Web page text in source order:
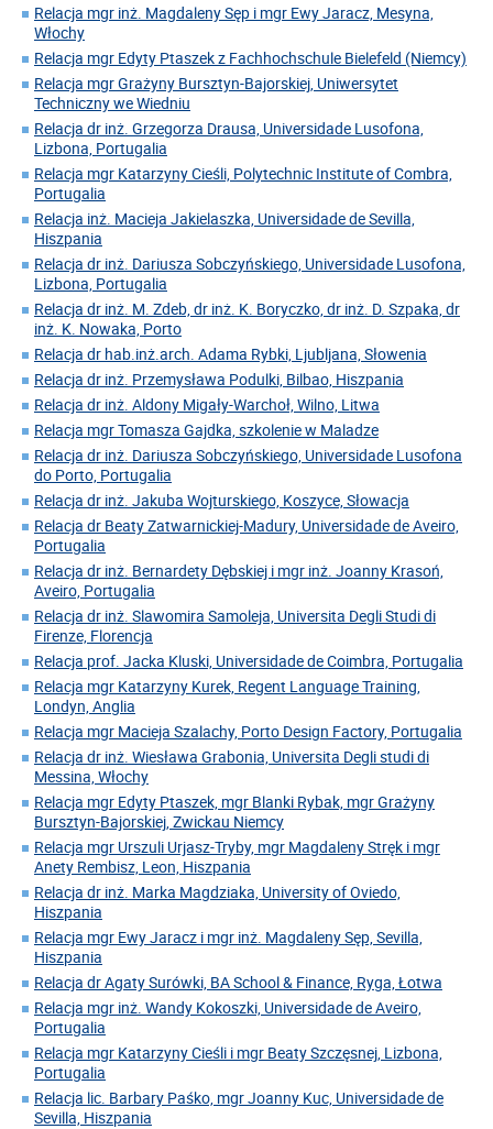
Relacja mgr inż. Magdaleny Sęp i mgr Ewy Jaracz, Mesyna,
Włochy
Relacja mgr Edyty Ptaszek z Fachhochschule Bielefeld (Niemcy)
Relacja mgr Grażyny Bursztyn-Bajorskiej, Uniwersytet
Techniczny we Wiedniu
Relacja dr inż. Grzegorza Drausa, Universidade Lusofona,
Lizbona, Portugalia
Relacja mgr Katarzyny Cieśli, Polytechnic Institute of Combra,
Portugalia
Relacja inż. Macieja Jakielaszka, Universidade de Sevilla,
Hiszpania
Relacja dr inż. Dariusza Sobczyńskiego, Universidade Lusofona,
Lizbona, Portugalia
Relacja dr inż. M. Zdeb, dr inż. K. Boryczko, dr inż. D. Szpaka, dr
inż. K. Nowaka, Porto
Relacja dr hab.inż.arch. Adama Rybki, Ljubljana, Słowenia
Relacja dr inż. Przemysława Podulki, Bilbao, Hiszpania
Relacja dr inż. Aldony Migały-Warchoł, Wilno, Litwa
Relacja mgr Tomasza Gajdka, szkolenie w Maladze
Relacja dr inż. Dariusza Sobczyńskiego, Universidade Lusofona
do Porto, Portugalia
Relacja dr inż. Jakuba Wojturskiego, Koszyce, Słowacja
Relacja dr Beaty Zatwarnickiej-Madury, Universidade de Aveiro,
Portugalia
Relacja dr inż. Bernardety Dębskiej i mgr inż. Joanny Krasoń,
Aveiro, Portugalia
Relacja dr inż. Slawomira Samoleja, Universita Degli Studi di
Firenze, Florencja
Relacja prof. Jacka Kluski, Universidade de Coimbra, Portugalia
Relacja mgr Katarzyny Kurek, Regent Language Training,
Londyn, Anglia
Relacja mgr Macieja Szalachy, Porto Design Factory, Portugalia
Relacja dr inż. Wiesława Grabonia, Universita Degli studi di
Messina, Włochy
Relacja mgr Edyty Ptaszek, mgr Blanki Rybak, mgr Grażyny
Bursztyn-Bajorskiej, Zwickau Niemcy
Relacja mgr Urszuli Urjasz-Tryby, mgr Magdaleny Stręk i mgr
Anety Rembisz, Leon, Hiszpania
Relacja dr inż. Marka Magdziaka, University of Oviedo,
Hiszpania
Relacja mgr Ewy Jaracz i mgr inż. Magdaleny Sęp, Sevilla,
Hiszpania
Relacja dr Agaty Surówki, BA School & Finance, Ryga, Łotwa
Relacja mgr inż. Wandy Kokoszki, Universidade de Aveiro,
Portugalia
Relacja mgr Katarzyny Cieśli i mgr Beaty Szczęsnej, Lizbona,
Portugalia
Relacja lic. Barbary Paśko, mgr Joanny Kuc, Universidade de
Sevilla, Hiszpania